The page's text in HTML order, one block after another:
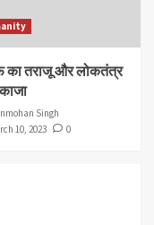
का तराजू और लोकतंत्र
Singh
10, 2023
0